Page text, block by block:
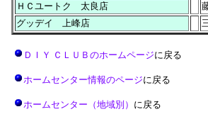
ＨＣユートク 太良店
グッデイ 上峰店
ＤＩＹ ＣＬＵＢのホームページに戻る
ホームセンター情報のページに戻る
ホームセンター（地域別） に戻る